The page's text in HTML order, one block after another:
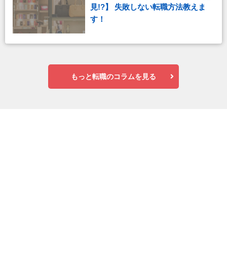
見!?】 失敗しない転職方法教えま
す！
もっと転職のコラムを見る